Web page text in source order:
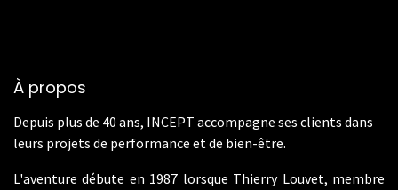
À propos
Depuis plus de 40 ans, INCEPT accompagne ses clients dans
leurs projets de performance et de bien-être.
L'aventure débute en 1987 lorsque Thierry Louvet, membre